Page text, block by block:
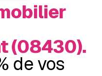
(08430).
de vos